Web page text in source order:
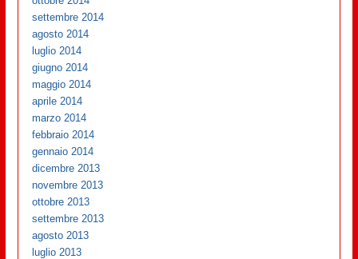
settembre 2014
agosto 2014
luglio 2014
giugno 2014
maggio 2014
aprile 2014
marzo 2014
febbraio 2014
gennaio 2014
dicembre 2013
novembre 2013
ottobre 2013
settembre 2013
agosto 2013
luglio 2013